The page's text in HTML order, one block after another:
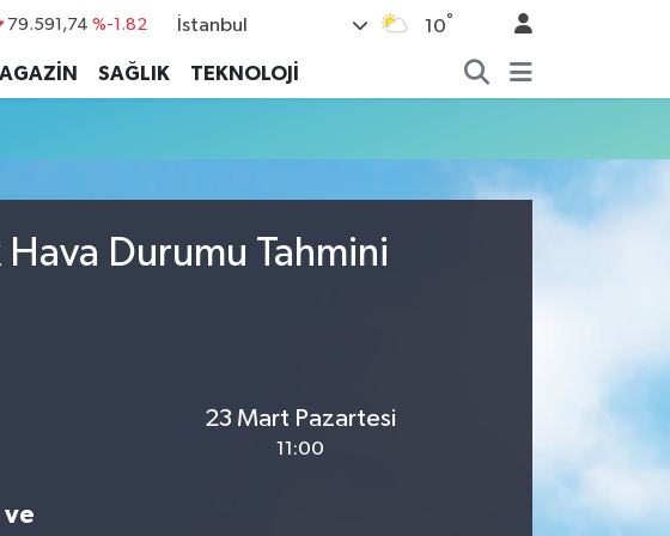
79.591,74 %-1.82
45,43620 %0.02
%0.19
14.598,00 %0
İstanbul 10°
SAĞLIK TEKNOLOJİ
Hava Durumu Tahmini
ve
23 Mart Pazartesi
11:00